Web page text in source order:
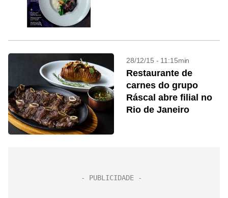
28/12/15 - 11:15min
Restaurante de
carnes do grupo
Ráscal abre filial no
Rio de Janeiro